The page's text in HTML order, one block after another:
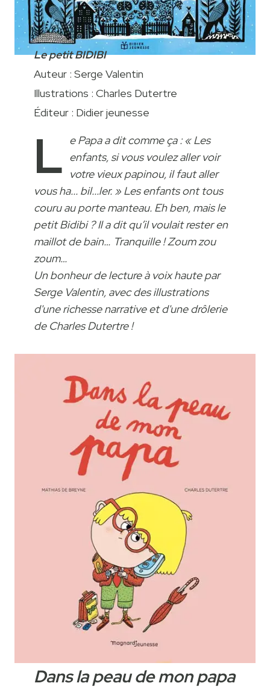
Le petit BIDIBI
Auteur : Serge Valentin
Illustrations : Charles Dutertre
Éditeur : Didier jeunesse
L e Papa a dit comme ça : « Les
enfants, si vous voulez aller voir
votre vieux papinou, il faut aller
vous ha... bil...ler. » Les enfants ont tous
couru au porte manteau. Eh ben, mais le
petit Bidibi ? Il a dit qu’il voulait rester en
maillot de bain… Tranquille ! Zoum zou
zoum…
Un bonheur de lecture à voix haute par
Serge Valentin, avec des illustrations
d'une richesse narrative et d'une drôlerie
de Charles Dutertre !
Dans la peau de mon papa